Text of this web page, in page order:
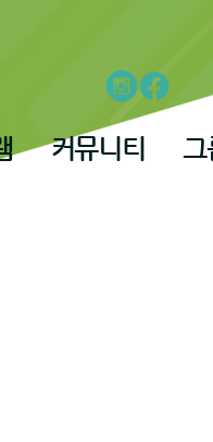
커뮤니티 그